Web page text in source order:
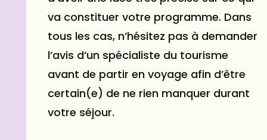
va constituer votre programme. Dans
tous les cas, n’hésitez pas à demander
l’avis d’un spécialiste du tourisme
avant de partir en voyage afin d’être
certain(e) de ne rien manquer durant
votre séjour.